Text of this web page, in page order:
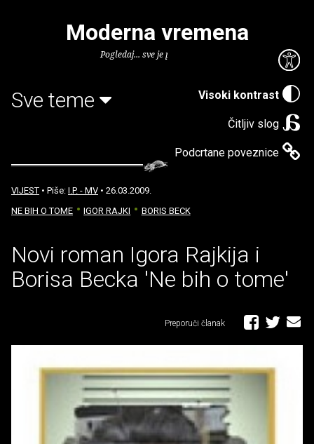
Visoki kontrast
Čitljiv slog
Podcrtane poveznice
Moderna vremena
Pogledaj... sve je puno knjiga.
Sve teme
VIJEST • Piše: I.P. - MV • 26.03.2009.
NE BIH O TOME
IGOR RAJKI BORIS BECK
Novi roman Igora Rajkija i
Borisa Becka 'Ne bih o tome'
Preporuči članak